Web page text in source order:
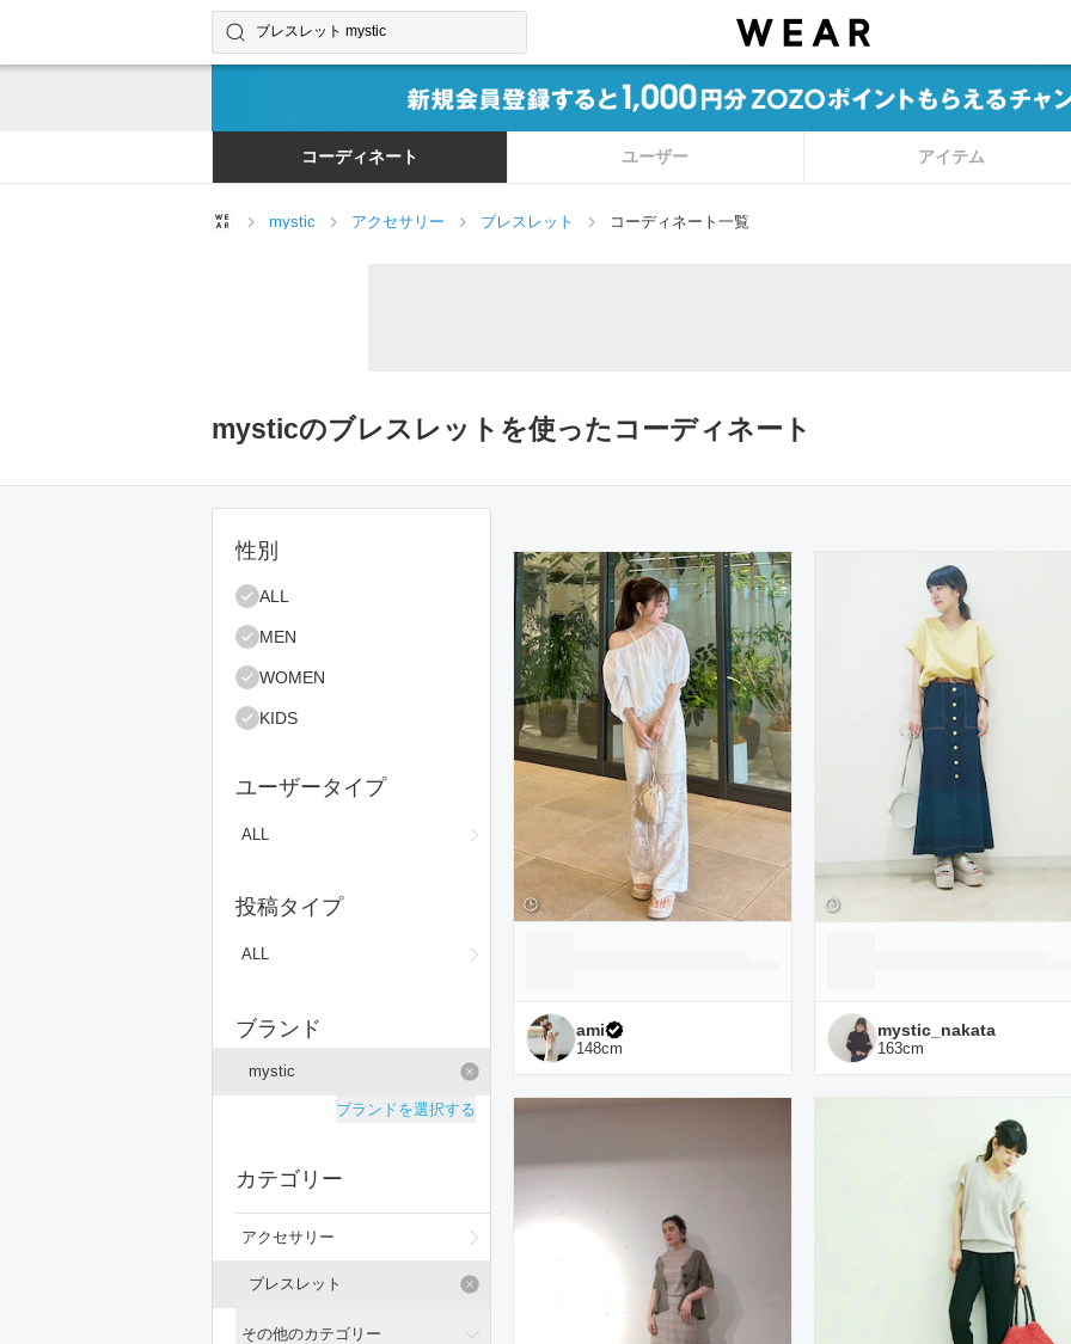
コーディネートやユーザーを探す
検索する
コーディネート ユーザー アイテム
mystic アクセサリー ブレスレット コーディネート一覧
mysticのブレスレットを使ったコーディネート
絞り込み条件
性別
ALL
MEN
WOMEN
KIDS
ユーザータイプ
ALL
投稿タイプ
ALL
ブランド
mystic
ブランドを選択する
カテゴリー
アクセサリー
ブレスレット
その他のカテゴリー
コーディネート一覧
ami
148cm
mystic_nakata
163cm